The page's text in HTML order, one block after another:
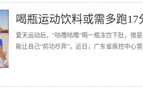
喝瓶运动饮料或需多跑17
夏天运动后，“咕噜咕噜”喝一瓶冻饮下肚，很
能让自己“前功尽弃”。近日，广东省疾控中心